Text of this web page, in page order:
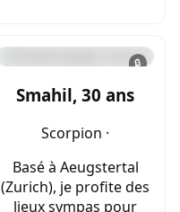
🔒
Smahil, 30 ans
Scorpion ·
Basé à Aeugstertal
(Zurich), je profite des
lieux sympas pour